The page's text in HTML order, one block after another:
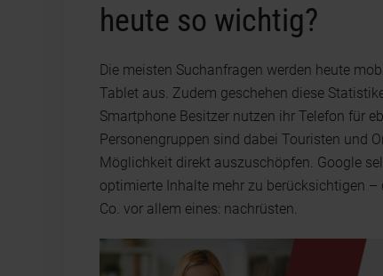
heute so wichtig?
Die meisten Suchanfragen werden heute
Tablet aus. Zudem geschehen diese
Smartphone Besitzer nutzen ihr Telefon für
Personengruppen sind dabei Touristen und
Möglichkeit direkt auszuschöpfen. Google
optimierte Inhalte mehr zu berücksichtigen
Co. vor allem eines: nachrüsten.